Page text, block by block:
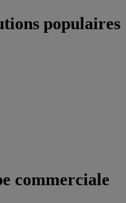
populaires
commerciale